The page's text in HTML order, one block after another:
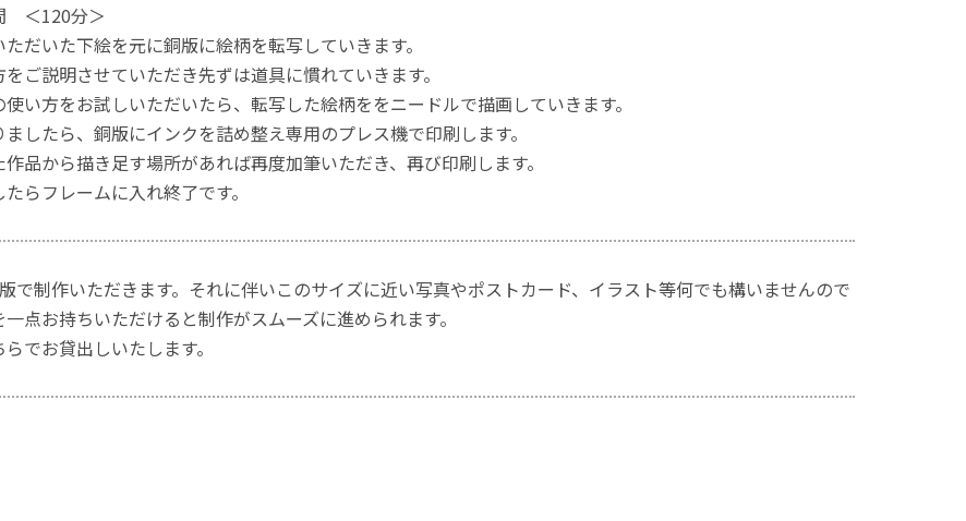
＜120分＞
ただいた下絵を元に銅版に絵柄を転写していきます。
をご説明させていただき先ずは道具に慣れていきます。
使い方をお試しいただいたら、転写した絵柄ををニードルで描画していきます。
ましたら、銅版にインクを詰め整え専用のプレス機で印刷します。
作品から描き足す場所があれば再度加筆いただき、再び印刷します。
らフレームに入れ終了です。
制作いただきます。それに伴いこのサイズに近い写真やポストカード、イラスト等何でも構いませんので
点お持ちいただけると制作がスムーズに進められます。
でお貸出しいたします。